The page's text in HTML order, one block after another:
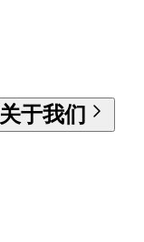
关于我们